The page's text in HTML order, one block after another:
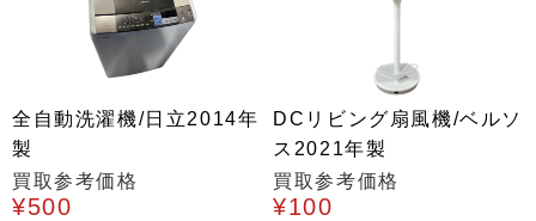
全自動洗濯機/日立2014年
製
買取参考価格
¥500
DCリビング扇風機/ベルソ
ス2021年製
買取参考価格
¥100